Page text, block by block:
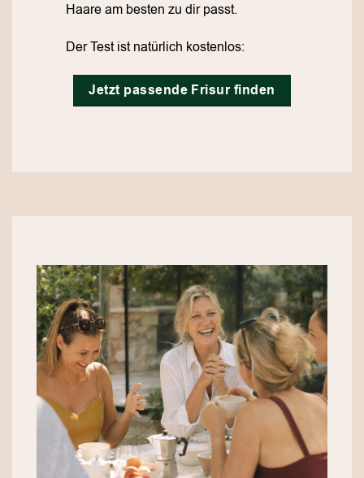
Haare am besten zu dir passt.
Der Test ist natürlich kostenlos:
Jetzt passende Frisur finden